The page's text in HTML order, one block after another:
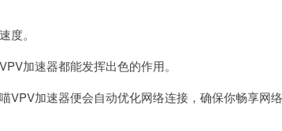
。
加速器都能发挥出色的作用。
加速器便会自动优化网络连接，确保你畅享网络